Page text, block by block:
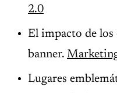
2.0
El impacto de los
banner.
Lugares